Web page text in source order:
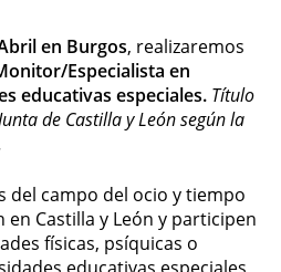
en Burgos, realizaremos
Especialista en
educativas especiales. Título
de Castilla y León según la
del campo del ocio y tiempo
Castilla y León y participen
físicas, psíquicas o